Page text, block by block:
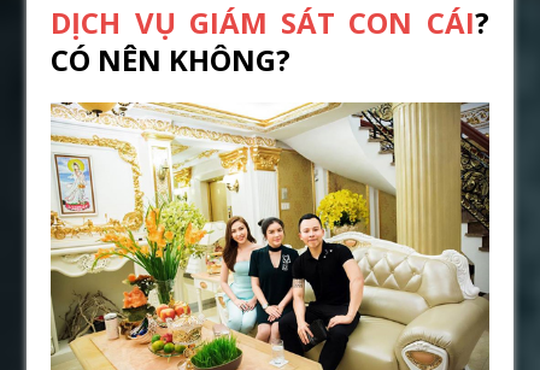
DỊCH VỤ GIÁM SÁT CON CÁI?
CÓ NÊN KHÔNG?